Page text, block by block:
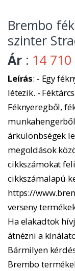
Brembo
szinter
Ár : 14 710
Leírás: - Egy
létezik. -
Féknyeregből,
árkülönbségek
megoldások
cikkszámokat
cikkszámalapú
https://
verseny
Ha elakadtok
átnézni a
Bármilyen
Brembo